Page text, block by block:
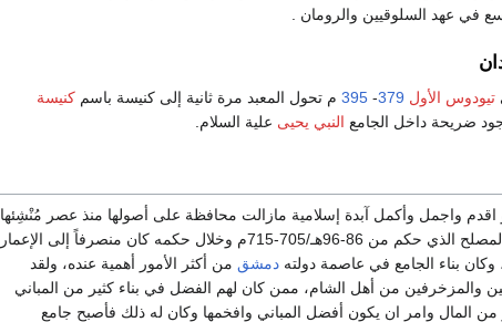
في عهد السلوقيين والرومان .
تيودوس الأول 379
-
395 م تحول المعبد مرة ثانية إلى كنيسة باسم كنيسة
ضريحة داخل الجامع النبي يحيى علية السلام.
واجمل وأكمل آبدة إسلامية مازالت محافظة على أصولها منذ عصر مُنْشِئها
الوليد بن عبد الملك الخليفة المصلح الذي حكم من 86-96هـ/705-715م وخلال حكمه كان منصرفاً إلى الإعمار
، وكان بناء الجامع في عاصمة دولته دمشق من أكثر الأمور أهمية عنده، ولقد
والمزخرفين من أهل الشام، ممن كان لهم الفضل في بناء كثير من المباني
وامر ان يكون أفضل المباني وافخمها وكان له ذلك فأصبح جامع